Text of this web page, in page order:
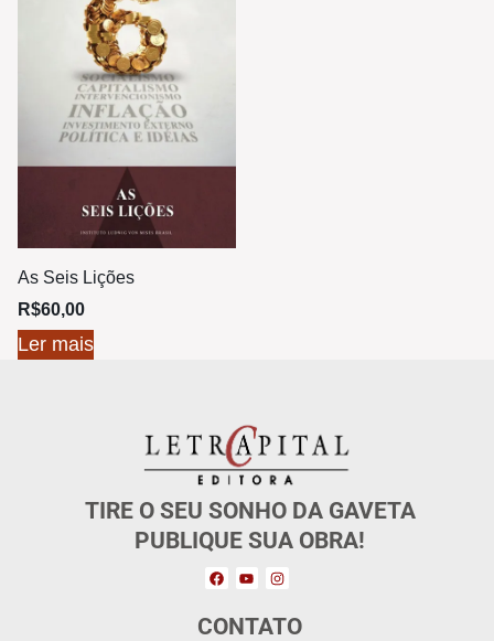
As Seis Lições
R$60,00
Ler mais
TIRE O SEU SONHO DA GAVETA
PUBLIQUE SUA OBRA!
CONTATO